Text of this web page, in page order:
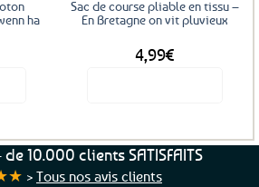
ha
Sac de course pliable en tissu –
En Bretagne on vit pluvieux
4,99€
10.000 clients SATISFAITS
> Tous nos avis clients